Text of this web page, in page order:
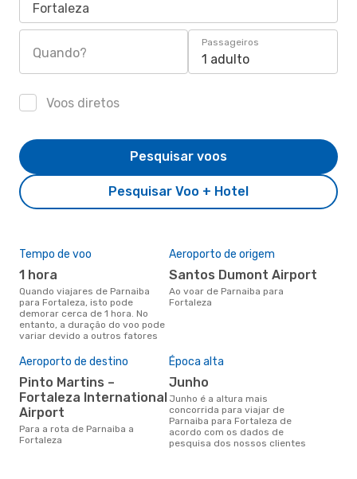
Fortaleza
Quando?
Passageiros
1 adulto
Voos diretos
Pesquisar Voo + Hotel
Pesquisar voos
Tempo de voo
1 hora
Quando viajares de Parnaiba
para Fortaleza, isto pode
demorar cerca de 1 hora. No
entanto, a duração do voo pode
variar devido a outros fatores
Aeroporto de origem
Santos Dumont Airport
Ao voar de Parnaiba para
Fortaleza
Aeroporto de destino
Pinto Martins –
Fortaleza International
Airport
Para a rota de Parnaiba a
Fortaleza
Época alta
junho
junho é a altura mais
concorrida para viajar de
Parnaiba para Fortaleza de
acordo com os dados de
pesquisa dos nossos clientes